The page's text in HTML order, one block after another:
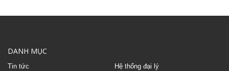
DANH MỤC
Tin tức
Hệ thống đại lý